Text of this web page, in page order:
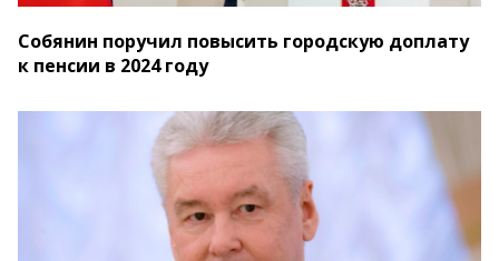
Собянин поручил повысить городскую доплату
к пенсии в 2024 году